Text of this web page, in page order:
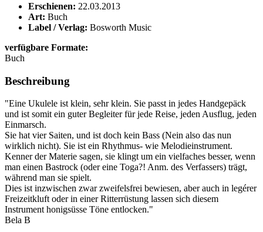
Erschienen: 22.03.2013
Art: Buch
Label / Verlag: Bosworth Music
verfügbare Formate:
Buch
Beschreibung
"Eine Ukulele ist klein, sehr klein. Sie passt in jedes Handgepäck
und ist somit ein guter Begleiter für jede Reise, jeden Ausflug, jeden
Einmarsch.
Sie hat vier Saiten, und ist doch kein Bass (Nein also das nun
wirklich nicht). Sie ist ein Rhythmus- wie Melodieinstrument.
Kenner der Materie sagen, sie klingt um ein vielfaches besser, wenn
man einen Bastrock (oder eine Toga?! Anm. des Verfassers) trägt,
während man sie spielt.
Dies ist inzwischen zwar zweifelsfrei bewiesen, aber auch in legérer
Freizeitkluft oder in einer Ritterrüstung lassen sich diesem
Instrument honigsüsse Töne entlocken."
Bela B